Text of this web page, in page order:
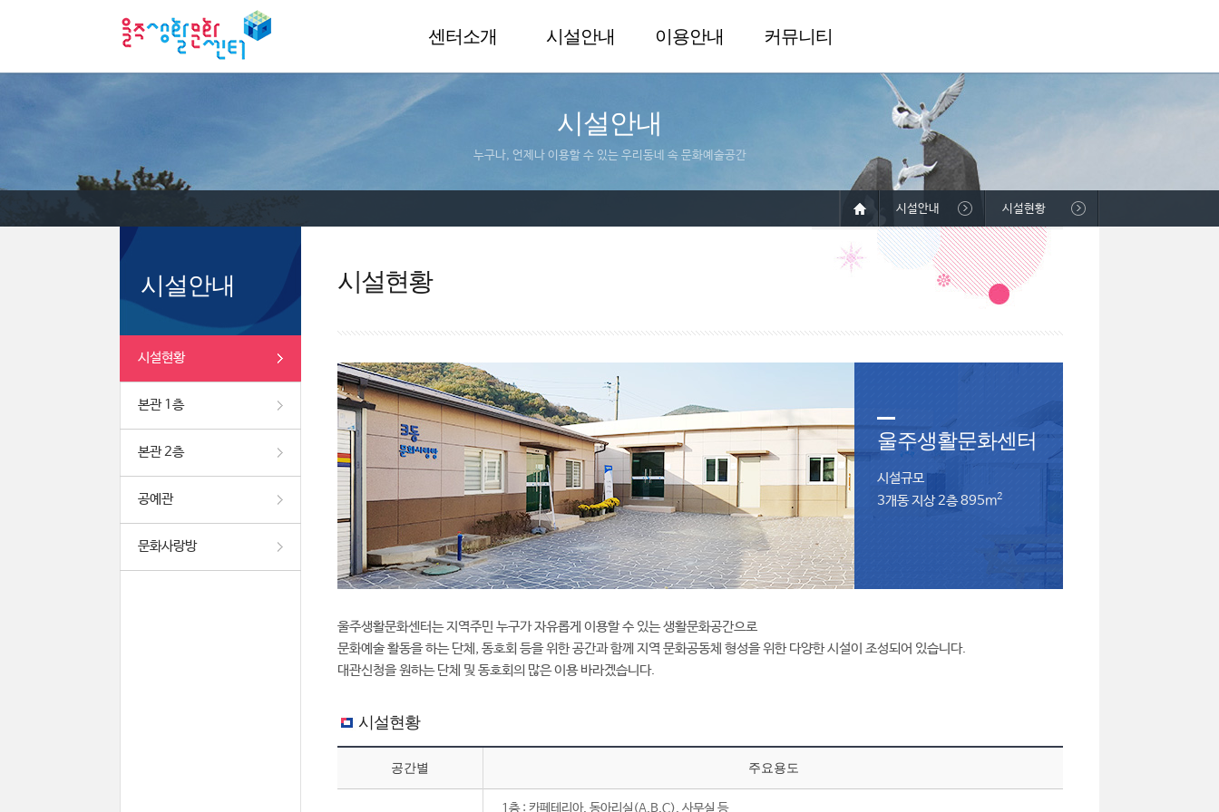
센터소개 시설안내 이용안내 커뮤니티
시설안내
누구나, 언제나 이용할 수 있는 우리동네 속 문화예술공간
시설안내
시설현황
본관 1층
본관 2층
공예관
문화사랑방
시설안내 시설현황
시설현황
울주생활문화센터
시설규모
3개동 지상 2층 895m2
울주생활문화센터는 지역주민 누구가 자유롭게 이용할 수 있는 생활문화공간으로
문화예술 활동을 하는 단체, 동호회 등을 위한 공간과 함께 지역 문화공동체 형성을 위한 다양한 시설이 조성되어 있습니다.
대관신청을 원하는 단체 및 동호회의 많은 이용 바라겠습니다.
시설현황
공간별 주요용도
1층 : 카페테리아, 동아리실(A,B,C), 사무실 등